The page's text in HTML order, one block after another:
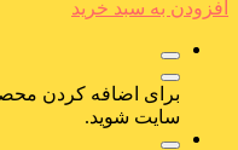
افزودن به سبد خرید
برای اضافه کردن
سایت شوید.